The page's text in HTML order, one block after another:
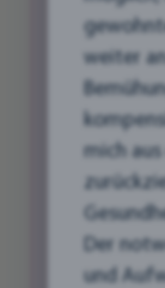
Wie
Nutzer
erwecken
weiter
mich
Der
und